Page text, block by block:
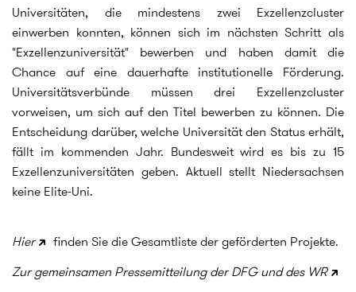
Universitäten, die mindestens zwei Exzellenzcluster
einwerben konnten, können sich im nächsten Schritt als
"Exzellenzuniversität" bewerben und haben damit die
Chance auf eine dauerhafte institutionelle Förderung.
Universitätsverbünde müssen drei Exzellenzcluster
vorweisen, um sich auf den Titel bewerben zu können. Die
Entscheidung darüber, welche Universität den Status erhält,
fällt im kommenden Jahr. Bundesweit wird es bis zu 15
Exzellenzuniversitäten geben. Aktuell stellt Niedersachsen
keine Elite-Uni.
Hier
finden Sie die Gesamtliste der geförderten Projekte.
Zur gemeinsamen Pressemitteilung der DFG und des WR